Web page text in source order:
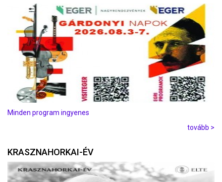
Minden program ingyenes
tovább >
KRASZNAHORKAI-ÉV